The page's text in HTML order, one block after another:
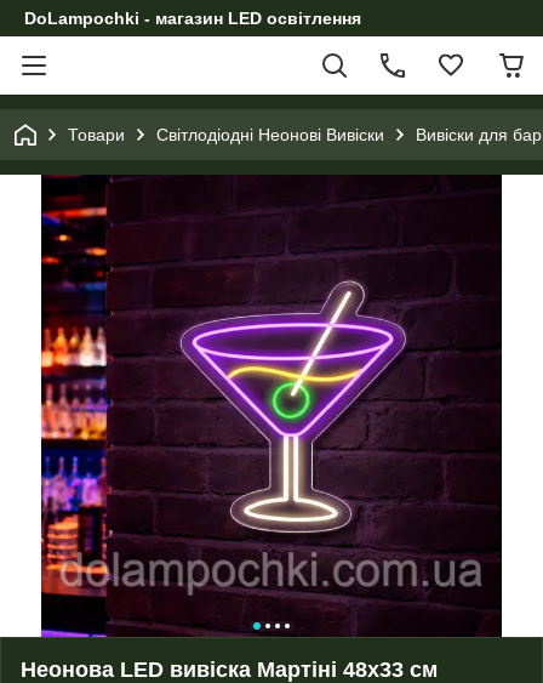
DoLampochki - магазин LED освітлення
Товари Світлодіодні Неонові Вивіски Вивіски для
Неонова LED вивіска Мартіні 48х33 см